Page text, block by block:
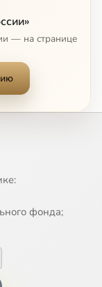
— на странице
фонда;